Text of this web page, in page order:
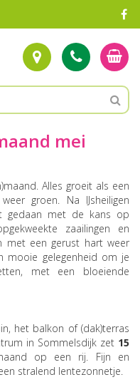
mei
Alles groeit als een
groen. Na IJsheiligen
gedaan met de kans op
zaailingen en
met een gerust hart weer
mooie gelegenheid om je
met een bloeiende
het balkon of (dak)terras
in Sommelsdijk zet 15
op een rij. Fijn en
stralend lentezonnetje.